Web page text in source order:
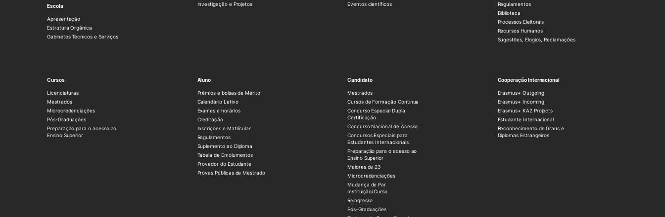
Escola
Apresentação
Estrutura Orgânica
Gabinetes Técnicos e Serviços
Investigação e Projetos Eventos científicos
Regulamentos
Biblioteca
Processos Eleitorais
Recursos Humanos
Sugestões, Elogios, Reclamações
Cursos
Licenciaturas
Mestrados
Microcredenciações
Pós-Graduações
Preparação para o acesso ao
Ensino Superior
Aluno
Prémios e bolsas de Mérito
Calendário Letivo
Exames e horários
Creditação
Inscrições e Matrículas
Regulamentos
Suplemento ao Diploma
Tabela de Emolumentos
Provedor do Estudante
Provas Públicas de Mestrado
Candidato
Mestrados
Cursos de Formação Contínua
Concurso Especial Dupla
Certificação
Concurso Nacional de Acesso
Concursos Especiais para
Estudantes Internacionais
Preparação para o acesso ao
Ensino Superior
Maiores de 23
Microcredenciações
Mudança de Par
Instituição/Curso
Reingresso
Pós-Graduações
Cooperação Internacional
Erasmus+ Outgoing
Erasmus+ Incoming
Erasmus+ KA2 Projects
Estudante Internacional
Reconhecimento de Graus e
Diplomas Estrangeiros